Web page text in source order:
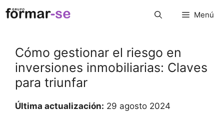
Saltar
al
Menú
Cómo gestionar el riesgo en
inversiones inmobiliarias: Claves
para triunfar
Última actualización: 29 agosto 2024